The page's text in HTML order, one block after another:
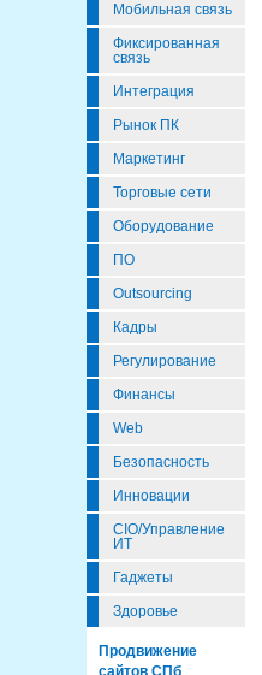
Мобильная связь
Фиксированная
связь
Интеграция
Рынок ПК
Маркетинг
Торговые сети
Оборудование
ПО
Outsourcing
Кадры
Регулирование
Финансы
Web
Безопасность
Инновации
CIO/Управление
ИТ
Гаджеты
Здоровье
Продвижение
сайтов СПб